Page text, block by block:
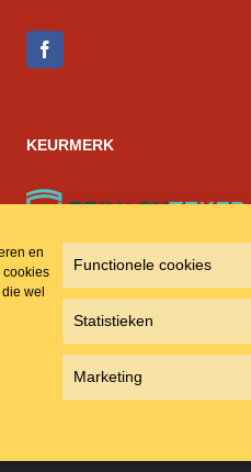
en
cookies
wel
Functionele cookies
Statistieken
Marketing
KEURMERK